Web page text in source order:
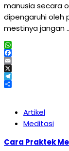
manusia secara
dipengaruhi oleh
mestinya jangan
WhatsApp
Facebook
Email
X
Telegram
Artikel
Meditasi
Cara Praktek